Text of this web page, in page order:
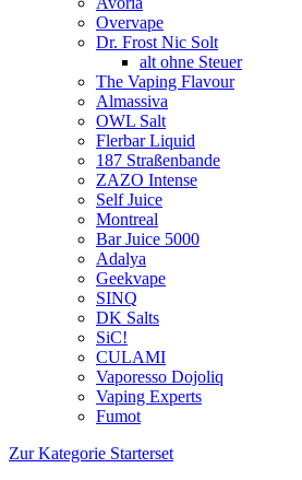
Overvape
Dr. Frost Nic Solt
alt ohne Steuer
The Vaping Flavour
Almassiva
OWL Salt
Flerbar Liquid
187 Straßenbande
ZAZO Intense
Self Juice
Montreal
Bar Juice 5000
Adalya
Geekvape
SINQ
DK Salts
SiC!
CULAMI
Vaporesso Dojoliq
Vaping Experts
Fumot
Zur Kategorie Starterset